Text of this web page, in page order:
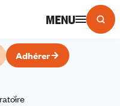
MENU
Adhérer